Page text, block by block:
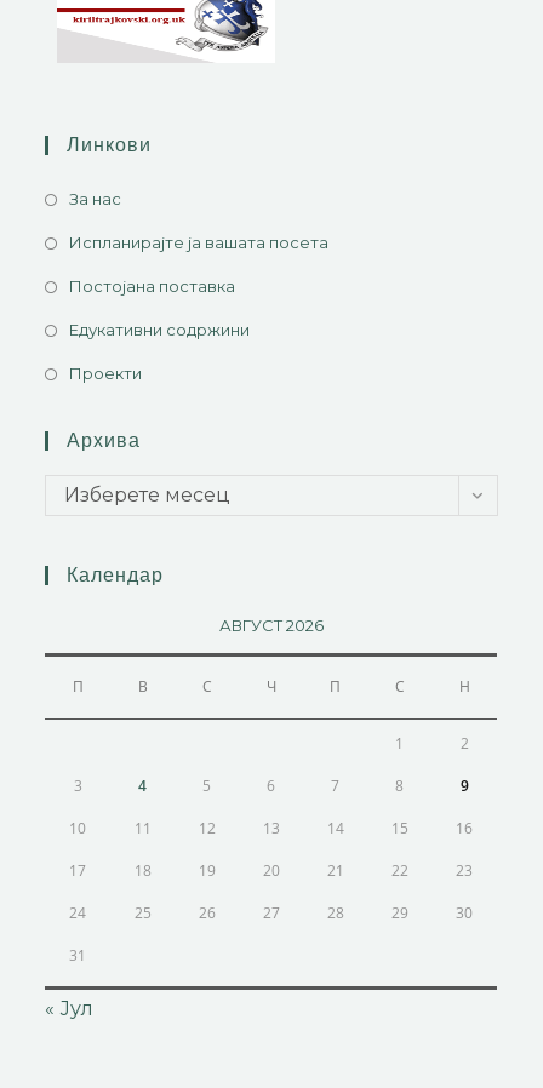
Линкови
За нас
Испланирајте ја вашата посета
Постојана поставка
Едукативни содржини
Проекти
Архива
Изберете месец
Календар
АВГУСТ 2026
П В С Ч П С Н
1 2
3 4 5 6 7 8 9
10 11 12 13 14 15 16
17 18 19 20 21 22 23
24 25 26 27 28 29 30
31
« Јул